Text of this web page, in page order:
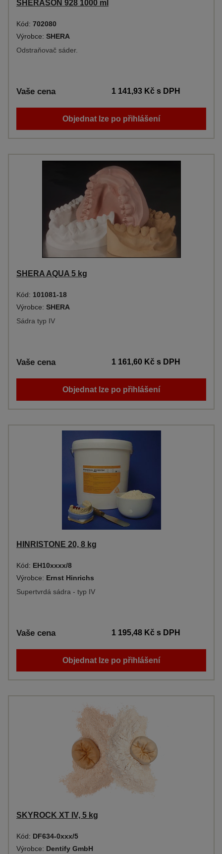
SHERASON 928 1000 ml
Kód: 702080
Výrobce: SHERA
Odstraňovač sáder.
Vaše cena 1 141,93 Kčs DPH
Objednat lze po přihlášení
SHERA AQUA 5 kg
Kód: 101081-18
Výrobce: SHERA
Sádra typ IV
Vaše cena 1 161,60 Kčs DPH
Objednat lze po přihlášení
HINRISTONE 20, 8 kg
Kód: EH10xxxx/8
Výrobce: Ernst Hinrichs
Supertvrdá sádra - typ IV
Vaše cena 1 195,48 Kčs DPH
Objednat lze po přihlášení
SKYROCK XT IV, 5 kg
Kód: DF634-0xxx/5
Výrobce: Dentify GmbH